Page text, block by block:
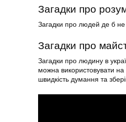
Загадки про
Загадки про людей де б не
Загадки про
Загадки про людину в
можна використовувати
швидкість думання та